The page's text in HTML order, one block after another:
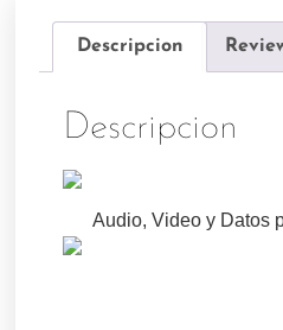
Descripcion
Descripcion
Audio, Video y Datos